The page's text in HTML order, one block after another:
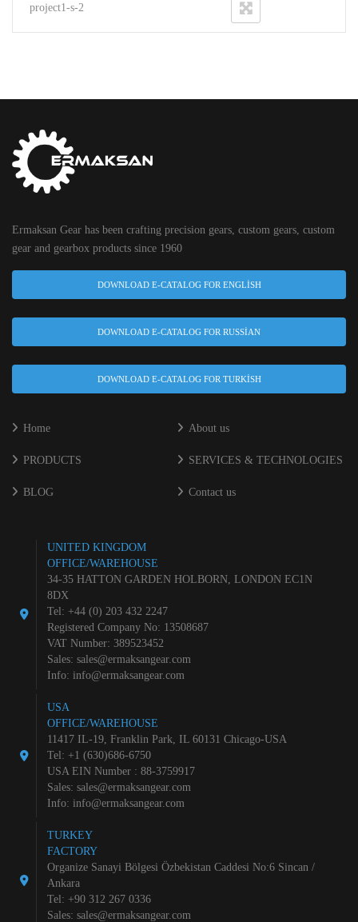
project1-s-2
Ermaksan Gear has been crafting precision gears, custom gears, custom
gear and gearbox products since 1960
DOWNLOAD E-CATALOG FOR ENGLISH
DOWNLOAD E-CATALOG FOR RUSSIAN
DOWNLOAD E-CATALOG FOR TURKISH
Home About us
PRODUCTS SERVICES & TECHNOLOGIES
BLOG Contact us
UNITED KINGDOM
OFFICE/WAREHOUSE
34-35 HATTON GARDEN HOLBORN, LONDON EC1N
8DX
Tel: +44 (0) 203 432 2247
Registered Company No: 13508687
VAT Number: 389523452
Sales: sales@ermaksangear.com
Info: info@ermaksangear.com
USA
OFFICE/WAREHOUSE
11417 IL-19, Franklin Park, IL 60131 Chicago-USA
Tel: +1 (630)686-6750
USA EIN Number : 88-3759917
Sales: sales@ermaksangear.com
Info: info@ermaksangear.com
TURKEY
FACTORY
Organize Sanayi Bölgesi Özbekistan Caddesi No:6 Sincan /
Ankara
Tel: +90 312 267 0336
Sales: sales@ermaksangear.com